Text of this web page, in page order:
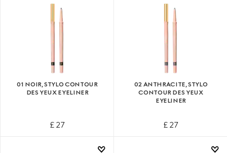
01 NOIR, STYLO CONTOUR
DES YEUX EYELINER
£ 27
02 ANTHRACITE, STYLO
CONTOUR DES YEUX
EYELINER
£ 27